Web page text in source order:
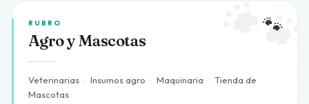
🐾
RUBRO
Agro y Mascotas
Veterinarias · Insumos agro · Maquinaria · Tienda de
Mascotas